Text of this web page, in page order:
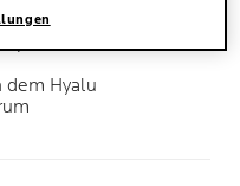
auf
dem Hyalu